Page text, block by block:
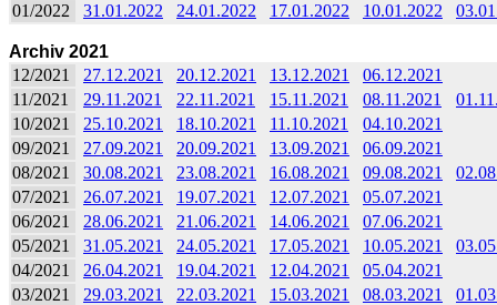
01/2022
31.01.2022 24.01.2022 17.01.2022 10.01.2022
Archiv 2021
12/2021
27.12.2021 20.12.2021 13.12.2021
06.12.2021
11/2021
29.11.2021 22.11.2021 15.11.2021 08.11.2021
10/2021
25.10.2021 18.10.2021 11.10.2021
04.10.2021
09/2021
27.09.2021 20.09.2021 13.09.2021
06.09.2021
08/2021
30.08.2021 23.08.2021 16.08.2021 09.08.2021
07/2021
26.07.2021 19.07.2021 12.07.2021
05.07.2021
06/2021
28.06.2021 21.06.2021 14.06.2021
07.06.2021
05/2021
31.05.2021 24.05.2021 17.05.2021 10.05.2021
04/2021
26.04.2021 19.04.2021 12.04.2021
05.04.2021
03/2021
29.03.2021 22.03.2021 15.03.2021 08.03.2021